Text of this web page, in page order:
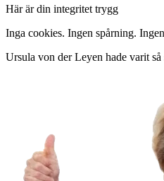
Här är din integritet trygg
Inga cookies. Ingen spårning.
Ursula von der Leyen hade varit så